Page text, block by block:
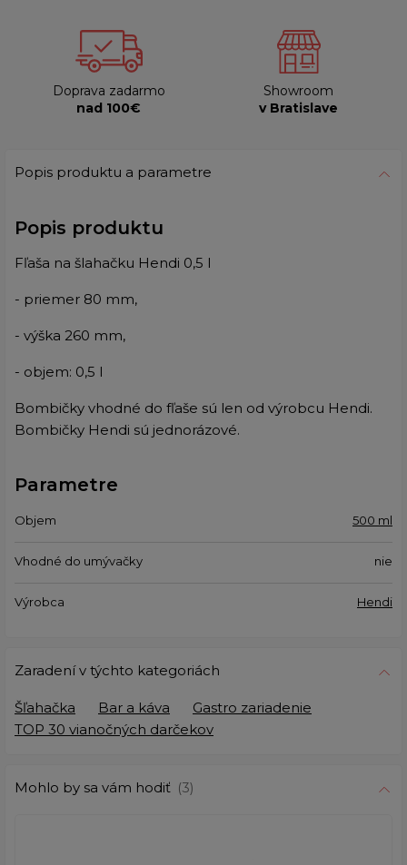
Doprava zadarmo
nad 100€
Showroom
v Bratislave
Popis produktu a parametre
Popis produktu
Fľaša na šlahačku Hendi 0,5 l
- priemer 80 mm,
- výška 260 mm,
- objem: 0,5 l
Bombičky vhodné do fľaše sú len od výrobcu Hendi.
Bombičky Hendi sú jednorázové.
Parametre
Objem 500 ml
Vhodné do umývačky nie
Výrobca Hendi
Zaradení v týchto kategoriách
Šľahačka Bar a káva
Gastro zariadenie
TOP 30 vianočných darčekov
Mohlo by sa vám hodiť (3)